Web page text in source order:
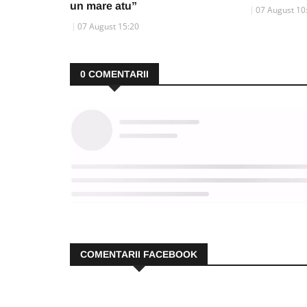
un mare atu”
07 August 15:20
07 August
0 COMENTARII
COMENTARII FACEBOOK